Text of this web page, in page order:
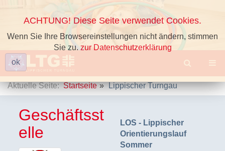
ACHTUNG! Diese Seite verwendet Cookies.
Wenn Sie Ihre Browsereinstellungen nicht ändern, stimmen
Sie zu.zur Datenschutzerklärung
ok
Aktuelle Seite:Startseite Lippischer Turngau
Geschäftsst
elle
LOS - Lippischer
Orientierungslauf
Sommer